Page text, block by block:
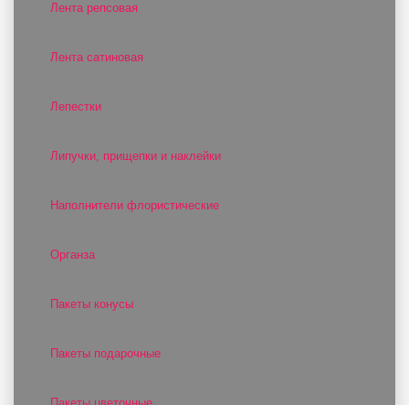
Лента репсовая
Лента сатиновая
Лепестки
Липучки, прищепки и наклейки
Наполнители флористические
Органза
Пакеты конусы
Пакеты подарочные